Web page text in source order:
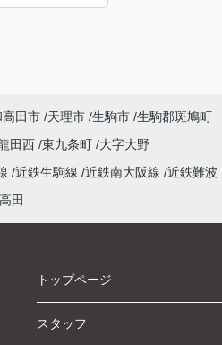
丁寧な対応が気持ちよく、難
ムーズに進められました。あ
高田市 天理市 生駒市 生駒郡斑鳩町
田西 東九条町 大字大野
近鉄生駒線 近鉄南大阪線 近鉄難波
高田
トップページ
スタッフ